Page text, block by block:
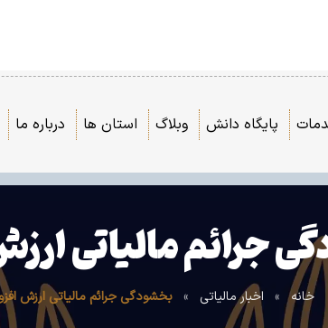
پایگاه دانش وبلاگ استان ها درباره ما
جرائم مالیاتی
خانه » اخبار مالیاتی » بخشودگی جرائم مالیاتی ارزش